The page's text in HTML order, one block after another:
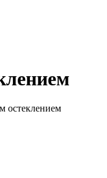
остеклением